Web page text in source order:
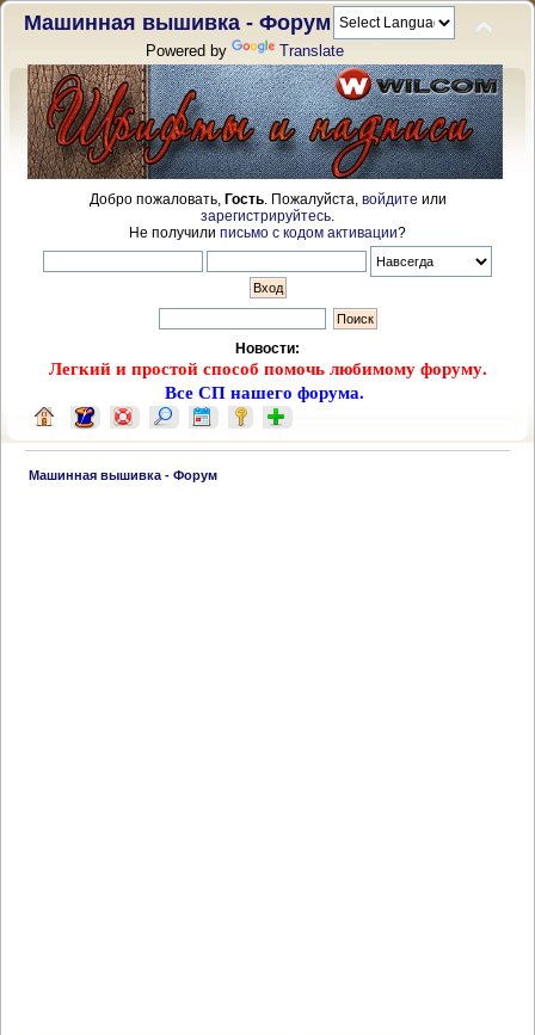
Машинная вышивка - Форум
Powered by Translate
Добро пожаловать, Гость. Пожалуйста, войдите или
зарегистрируйтесь
Не получили письмо с кодом активации?
Новости:
Легкий и простой способ помочь любимому форуму.
Все СП нашего форума.
Машинная вышивка - Форум